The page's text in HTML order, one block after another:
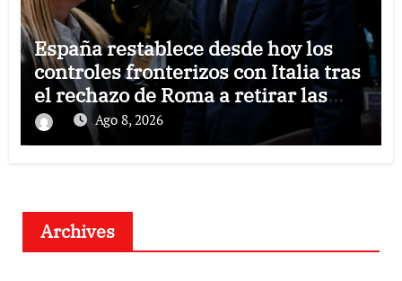
España restablece desde hoy los
controles fronterizos con Italia tras
el rechazo de Roma a retirar las
restricciones
Ago 8, 2026
Archives